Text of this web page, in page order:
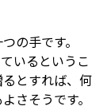
の手です。
いるというこ
とすれば、何
さそうです。